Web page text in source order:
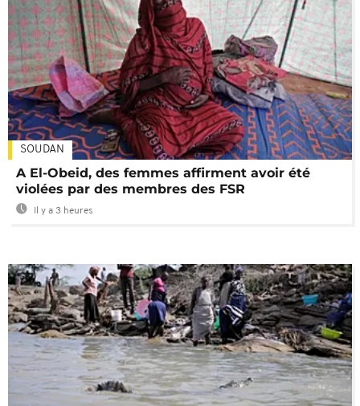
SOUDAN
A El-Obeid, des femmes affirment avoir été
violées par des membres des FSR
Il y a 3 heures